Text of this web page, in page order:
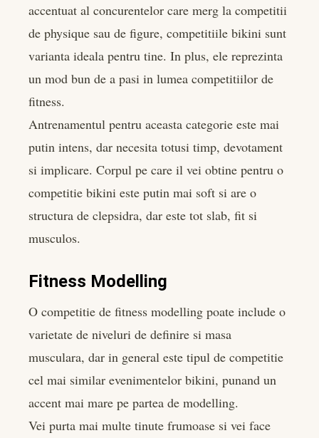
accentuat al concurentelor care merg la competitii
de physique sau de figure, competitiile bikini sunt
varianta ideala pentru tine. In plus, ele reprezinta
un mod bun de a pasi in lumea competitiilor de
fitness.
Antrenamentul pentru aceasta categorie este mai
putin intens, dar necesita totusi timp, devotament
si implicare. Corpul pe care il vei obtine pentru o
competitie bikini este putin mai soft si are o
structura de clepsidra, dar este tot slab, fit si
musculos.
Fitness Modelling
O competitie de fitness modelling poate include o
varietate de niveluri de definire si masa
musculara, dar in general este tipul de competitie
cel mai similar evenimentelor bikini, punand un
accent mai mare pe partea de modelling.
Vei purta mai multe tinute frumoase si vei face